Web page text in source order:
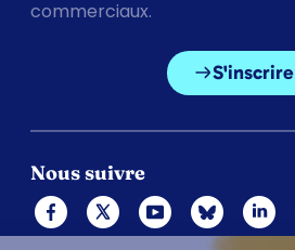
commerciaux.
S'inscrire
Nous suivre